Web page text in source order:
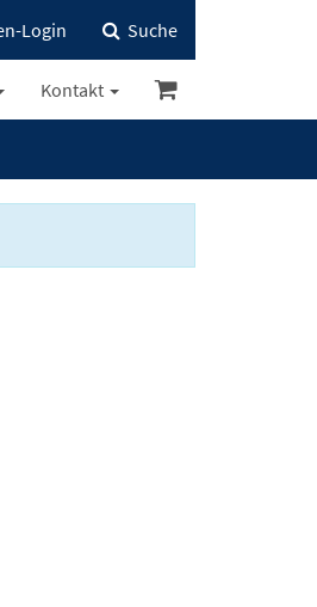
Login Suche
Kontakt